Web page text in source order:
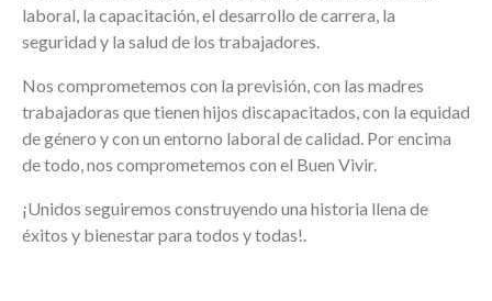
laboral, la capacitación, el desarrollo de carrera, la
seguridad y la salud de los trabajadores.
Nos comprometemos con la previsión, con las madres
trabajadoras que tienen hijos discapacitados, con la equidad
de género y con un entorno laboral de calidad. Por encima
de todo, nos comprometemos con el Buen Vivir.
¡Unidos seguiremos construyendo una historia llena de
éxitos y bienestar para todos y todas!.